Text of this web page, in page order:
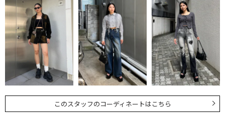
このスタッフのコーディネートはこちら